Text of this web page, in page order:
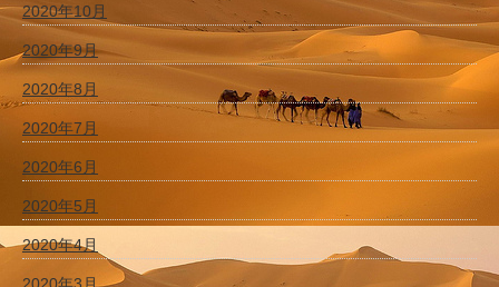
2020年10月
2020年9月
2020年8月
2020年7月
2020年6月
2020年5月
2020年4月
2020年3月